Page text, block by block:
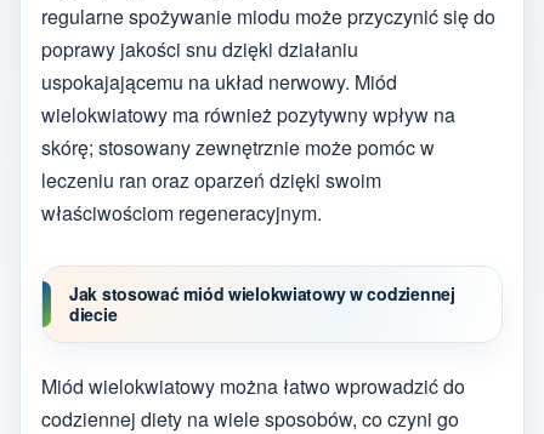
regularne spożywanie miodu może przyczynić się do
poprawy jakości snu dzięki działaniu
uspokajającemu na układ nerwowy. Miód
wielokwiatowy ma również pozytywny wpływ na
skórę; stosowany zewnętrznie może pomóc w
leczeniu ran oraz oparzeń dzięki swoim
właściwościom regeneracyjnym.
Jak stosować miód wielokwiatowy w codziennej
diecie
Miód wielokwiatowy można łatwo wprowadzić do
codziennej diety na wiele sposobów, co czyni go